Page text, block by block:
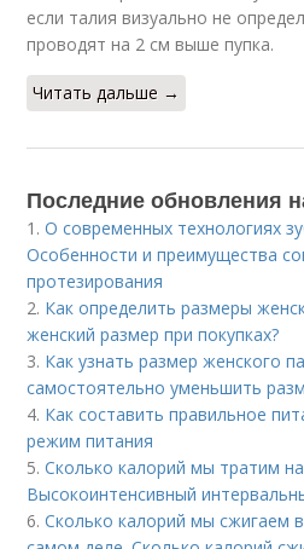
если талия визуально не
проводят на 2 см выше пупка.
Читать дальше →
Последние обновления
1.О современных технологиях
Особенности и преимущества
протезирования
2. Как определить размеры
женский размер при покупках?
3. Как узнать размер женского
самостоятельно уменьшить
4. Как составить правильное
режим питания
5.Сколько калорий мы тратим
Высокоинтенсивный
6.Сколько калорий мы сжигаем